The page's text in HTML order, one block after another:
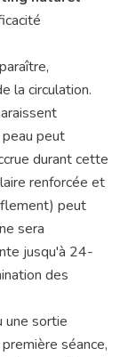
la circulation.
peut
durant cette
renforcée et
peut
sera
jusqu'à 24-
des
une sortie
séance,